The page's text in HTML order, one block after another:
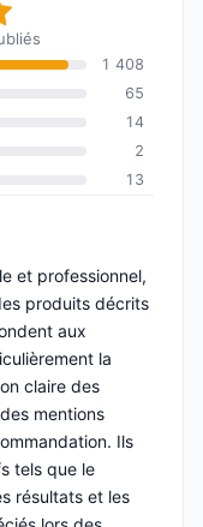
: 9,8 sur
1 408
65
14
2
13
et professionnel,
produits décrits
aux
la
claire des
mentions
Ils
tels que le
résultats et les